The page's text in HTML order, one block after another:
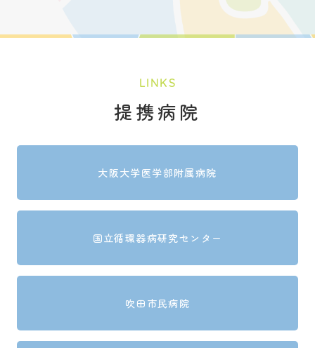
LINKS
提携病院
大阪大学医学部附属病院
国立循環器病研究センター
吹田市民病院